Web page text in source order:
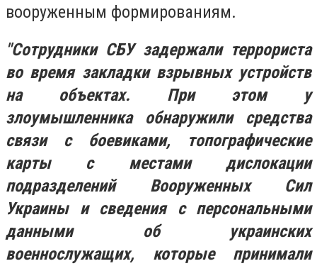
вооруженным формированиям.
"Сотрудники СБУ задержали террориста
во время закладки взрывных устройств
на объектах. При этом у
злоумышленника обнаружили средства
связи с боевиками, топографические
карты с местами дислокации
подразделений Вооруженных Сил
Украины и сведения с персональными
данными об украинских
военнослужащих, которые принимали